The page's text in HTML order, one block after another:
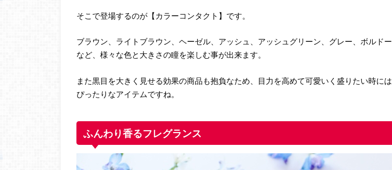
そこで登場するのが【カラーコンタクト】です。
ブラウン、ライトブラウン、ヘーゼル、アッシュ、アッシュグリーン、グレー、ボルドー
など、様々な色と大きさの瞳を楽しむ事が出来ます。
また黒目を大きく見せる効果の商品も抱負なため、目力を高めて可愛いく盛りたい時には
ぴったりなアイテムですね。
ふんわり香るフレグランス